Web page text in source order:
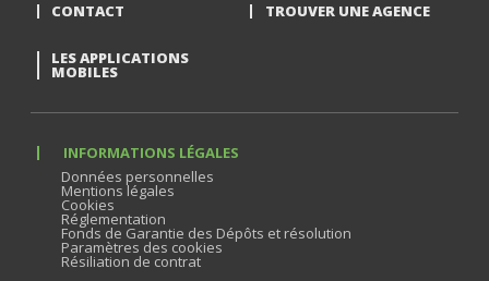
CONTACT TROUVER UNE AGENCE
LES APPLICATIONS
MOBILES
INFORMATIONS LÉGALES
Données personnelles
Mentions légales
Cookies
Réglementation
Fonds de Garantie des Dépôts et résolution
Paramètres des cookies
Résiliation de contrat